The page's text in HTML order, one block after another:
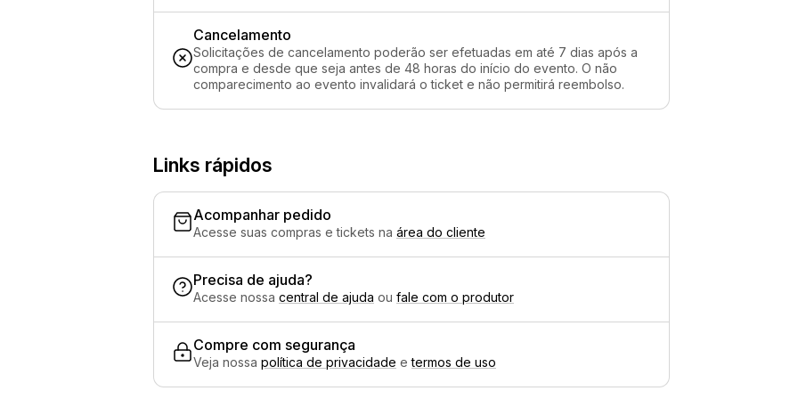
Cancelamento
Solicitações de cancelamento poderão ser efetuadas em até 7 dias após a
compra e desde que seja antes de 48 horas do início do evento. O não
comparecimento ao evento invalidará o ticket e não permitirá reembolso.
Links rápidos
Acompanhar pedido
Acesse suas compras e tickets na área do cliente
Precisa de ajuda?
Acesse nossa central de ajuda ou fale com o produtor
Compre com segurança
Veja nossa política de privacidade etermos de uso